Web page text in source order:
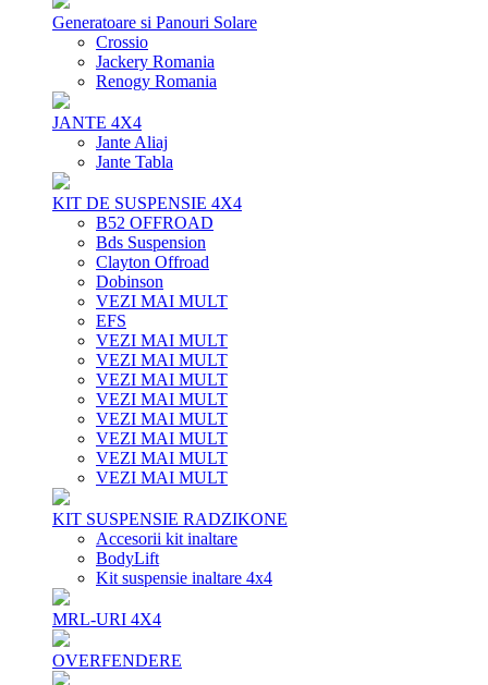
Generatoare si Panouri Solare
Crossio
Jackery Romania
Renogy Romania
JANTE 4X4
Jante Aliaj
Jante Tabla
KIT DE SUSPENSIE 4X4
B52 OFFROAD
Bds Suspension
Clayton Offroad
Dobinson
VEZI MAI MULT
EFS
VEZI MAI MULT
VEZI MAI MULT
VEZI MAI MULT
VEZI MAI MULT
VEZI MAI MULT
VEZI MAI MULT
VEZI MAI MULT
VEZI MAI MULT
KIT SUSPENSIE RADZIKONE
Accesorii kit inaltare
BodyLift
Kit suspensie inaltare 4x4
MRL-URI 4X4
OVERFENDERE